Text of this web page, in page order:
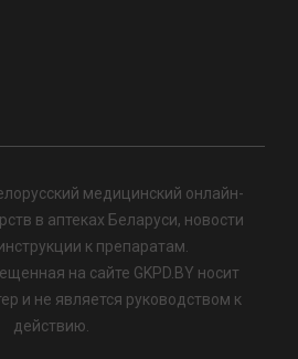
медицинский онлайн-
в аптеках Беларуси, новости
к препаратам.
на сайте GKPD.BY носит
и не является руководством к
действию.